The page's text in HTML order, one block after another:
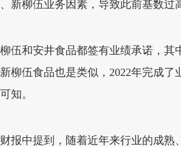
新柳伍业务因素，导致此前基数过
伍和安井食品都签有业绩承诺，
柳伍食品也是类似，2022年完成
知。
报中提到，随着近年来行业的成